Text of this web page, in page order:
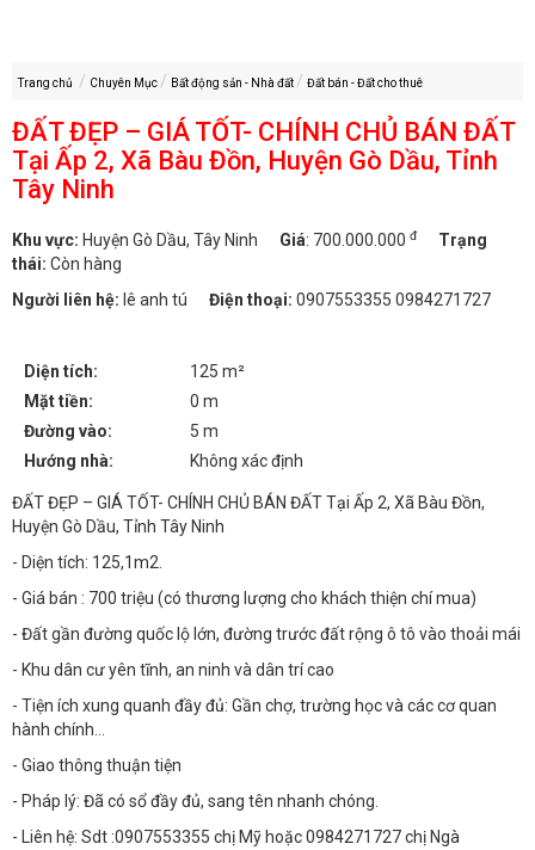
Trang chủ Chuyên Mục Bất động sản - Nhà đất Đất bán - Đất cho thuê
ĐẤT ĐẸP – GIÁ TỐT- CHÍNH CHỦ BÁN ĐẤT
Tại Ấp 2, Xã Bàu Đồn, Huyện Gò Dầu, Tỉnh
Tây Ninh
Khu vực: Huyện Gò Dầu, Tây Ninh Giá: 700.000.000 đ
Trạng
thái: Còn hàng
Người liên hệ: lê anh tú Điện thoại: 0907553355 0984271727
Diện tích:
125 m²
Mặt tiền:
0 m
Đường vào:
5 m
Hướng nhà:
Không xác định
ĐẤT ĐẸP – GIÁ TỐT- CHÍNH CHỦ BÁN ĐẤT Tại Ấp 2, Xã Bàu Đồn,
Huyện Gò Dầu, Tỉnh Tây Ninh
- Diện tích: 125,1m2.
- Giá bán : 700 triệu (có thương lượng cho khách thiện chí mua)
- Đất gần đường quốc lộ lớn, đường trước đất rộng ô tô vào thoải mái
- Khu dân cư yên tĩnh, an ninh và dân trí cao
- Tiện ích xung quanh đầy đủ: Gần chợ, trường học và các cơ quan
hành chính...
- Giao thông thuận tiện
- Pháp lý: Đã có sổ đầy đủ, sang tên nhanh chóng.
- Liên hệ: Sdt :0907553355 chị Mỹ hoặc 0984271727 chị Ngà